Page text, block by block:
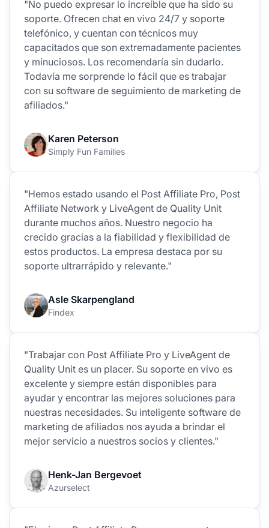
"No puedo expresar lo increíble que ha sido su
soporte. Ofrecen chat en vivo 24/7 y soporte
telefónico, y cuentan con técnicos muy
capacitados que son extremadamente pacientes
y minuciosos. Los recomendaría sin dudarlo.
Todavía me sorprende lo fácil que es trabajar
con su software de seguimiento de marketing de
afiliados."
Karen Peterson
Simply Fun Families
"Hemos estado usando el Post Affiliate Pro, Post
Affiliate Network y LiveAgent de Quality Unit
durante muchos años. Nuestro negocio ha
crecido gracias a la fiabilidad y flexibilidad de
estos productos. La empresa destaca por su
soporte ultrarrápido y relevante."
Asle Skarpengland
Findex
"Trabajar con Post Affiliate Pro y LiveAgent de
Quality Unit es un placer. Su soporte en vivo es
excelente y siempre están disponibles para
ayudar y encontrar las mejores soluciones para
nuestras necesidades. Su inteligente software de
marketing de afiliados nos ayuda a brindar el
mejor servicio a nuestros socios y clientes."
Henk-Jan Bergevoet
Azurselect